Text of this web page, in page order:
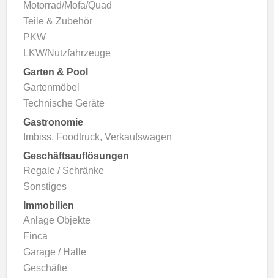
Motorrad/Mofa/Quad
Teile & Zubehör
PKW
LKW/Nutzfahrzeuge
Garten & Pool
Gartenmöbel
Technische Geräte
Gastronomie
Imbiss, Foodtruck, Verkaufswagen
Geschäftsauflösungen
Regale / Schränke
Sonstiges
Immobilien
Anlage Objekte
Finca
Garage / Halle
Geschäfte